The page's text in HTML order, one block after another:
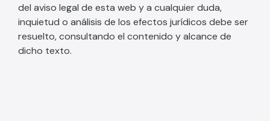
del aviso legal de esta web y a cualquier duda,
inquietud o análisis de los efectos jurídicos debe ser
resuelto, consultando el contenido y alcance de
dicho texto.